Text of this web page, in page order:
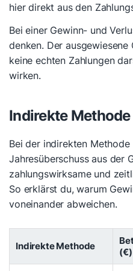
hier direkt aus den
Bei einer Gewinn- und
denken. Der
keine echten Zahlungen
wirken.
Indirekte Methode
Bei der indirekten
Jahresüberschuss aus der
zahlungswirksame und
So erklärst du, warum
voneinander abweichen.
Indirekte Methode
(€)